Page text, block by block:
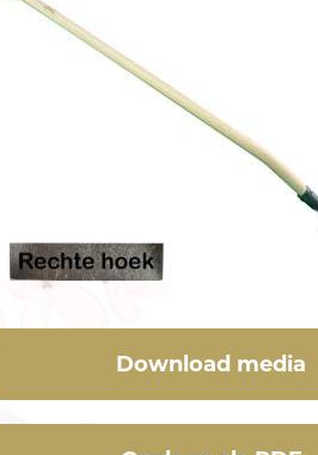
Download media